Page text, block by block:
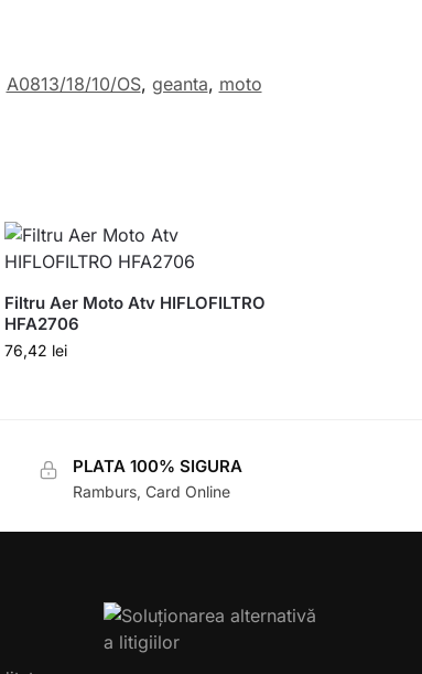
A0813/18/10/OS, geanta, moto
Filtru Aer Moto Atv HIFLOFILTRO
HFA2706
76,42 lei
PLATA 100% SIGURA
Ramburs, Card Online